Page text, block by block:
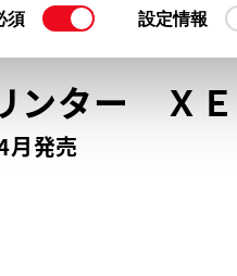
」をご覧ください。
択
須 設定情報
の選択
ンターＸ
月発売